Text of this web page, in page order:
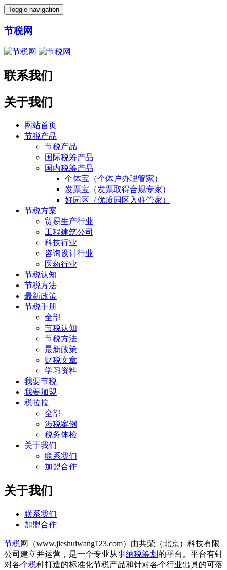
Toggle navigation
节税网
联系我们
关于我们
网站首页
节税产品
节税产品
国际税筹产品
国内税筹产品
个体宝（个体户办理管家）
发票宝（发票取得合规专家）
好园区（优质园区入驻管家）
节税方案
贸易生产行业
工程建筑公司
科技行业
咨询设计行业
医药行业
节税认知
节税方法
最新政策
节税手册
全部
节税认知
节税方法
最新政策
财税文章
学习资料
我要节税
我要加盟
税拉拉
全部
涉税案例
税务体检
关于我们
联系我们
加盟合作
关于我们
联系我们
加盟合作
节税网（www.jieshuiwang123.com）由共荣（北京）科技有限
公司建立并运营，是一个专业从事纳税筹划 的平台。平台有针
对各个税种打造的标准化节税产品和针对各个行业出具的可落